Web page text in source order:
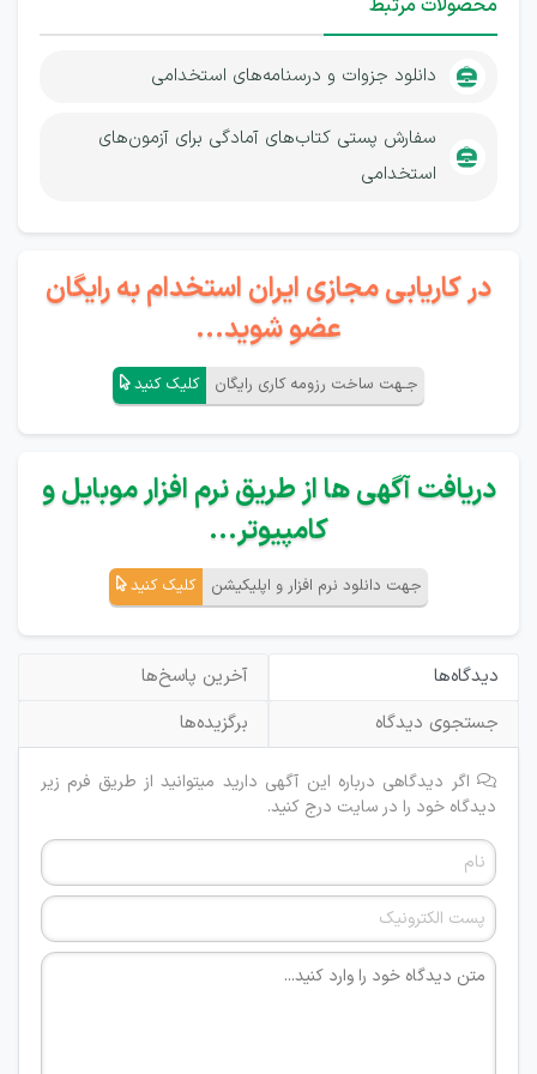
محصولات مرتبط
دانلود جزوات و درسنامه‌های استخدامی
سفارش پستی کتاب‌های آمادگی برای آزمون‌های
استخدامی
در کاریابی مجازی ایران استخدام به رایگان
عضو شوید...
جـهت ساخت رزومه کاری رایگان کلیک کنید
دریافت آگهی ها از طریق نرم افزار موبایل و
کامپیوتر...
جهت دانلود نرم افزار و اپلیکیشن کلیک کنید
دیدگاه‌ها
آخرین پاسخ‌ها
جستجوی دیدگاه
برگزیده‌ها
اگر دیدگاهی درباره این آگهی دارید میتوانید از طریق فرم زیر
دیدگاه خود را در سایت درج کنید.